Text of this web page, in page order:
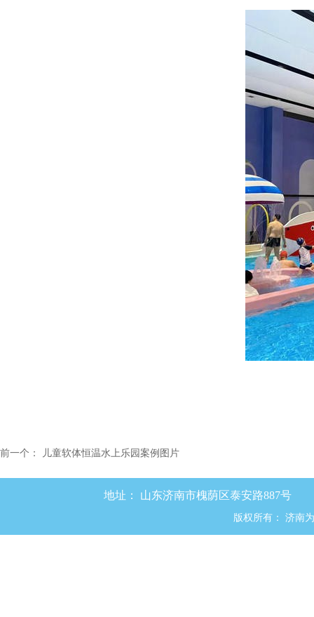
前一个： 儿童软体恒温水上乐园案例图片
地址： 山东济南市槐荫区泰安路887号
版权所有： 济南